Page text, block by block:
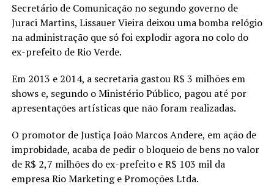
Secretário de Comunicação no segundo governo de
Juraci Martins, Lissauer Vieira deixou uma bomba relógio
na administração que só foi explodir agora no colo do
ex-prefeito de Rio Verde.
Em 2013 e 2014, a secretaria gastou R$ 3 milhões em
shows e, segundo o Ministério Público, pagou até por
apresentações artísticas que não foram realizadas.
O promotor de Justiça João Marcos Andere, em ação de
improbidade, acaba de pedir o bloqueio de bens no valor
de R$ 2,7 milhões do ex-prefeito e R$ 103 mil da
empresa Rio Marketing e Promoções Ltda.